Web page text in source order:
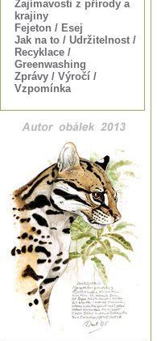
Zajímavosti z přírody a
krajiny
Fejeton / Esej
Jak na to / Udržitelnost /
Recyklace /
Greenwashing
Zprávy / Výročí /
Vzpomínka